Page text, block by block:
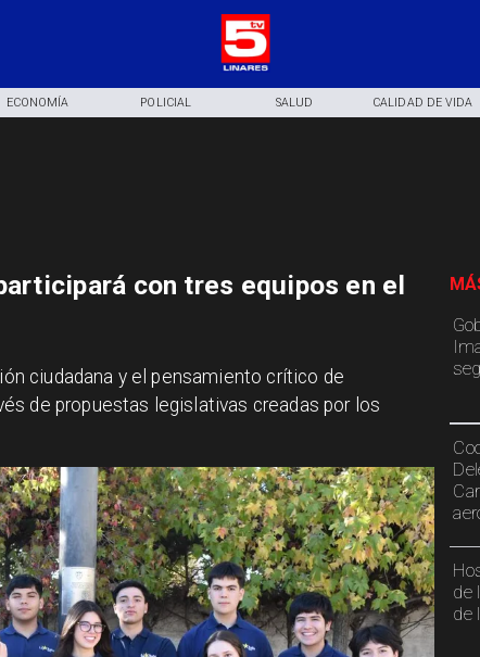
ECONOMÍA POLICIAL SALUD CALIDAD DE VIDA
de
de
con tres equipos en el
ciudadana y el pensamiento crítico de
de propuestas legislativas creadas por los